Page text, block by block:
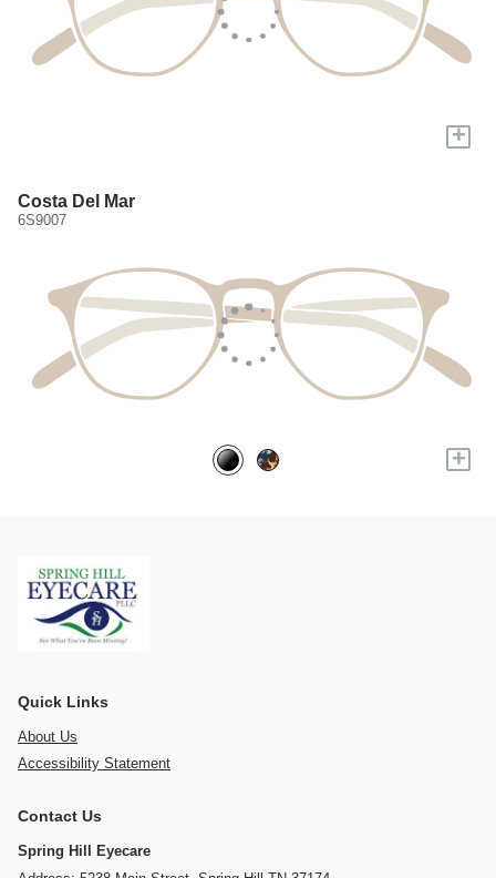
+
Costa Del Mar
6S9007
+
Quick Links
About Us
Accessibility Statement
Contact Us
Spring Hill Eyecare